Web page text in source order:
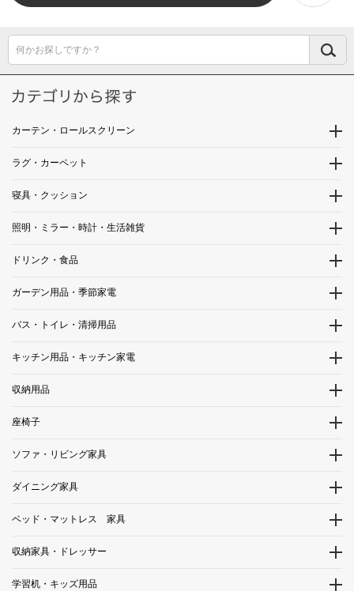
何かお探しですか？
カーテン・ロールスクリーン
ラグ・カーペット
寝具・クッション
照明・ミラー・時計・生活雑貨
ドリンク・食品
ガーデン用品・季節家電
バス・トイレ・清掃用品
キッチン用品・キッチン家電
収納用品
座椅子
ソファ・リビング家具
ダイニング家具
ベッド・マットレス 家具
収納家具・ドレッサー
学習机・キッズ用品